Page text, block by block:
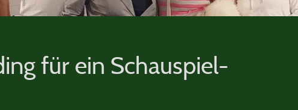
für ein Schauspiel-